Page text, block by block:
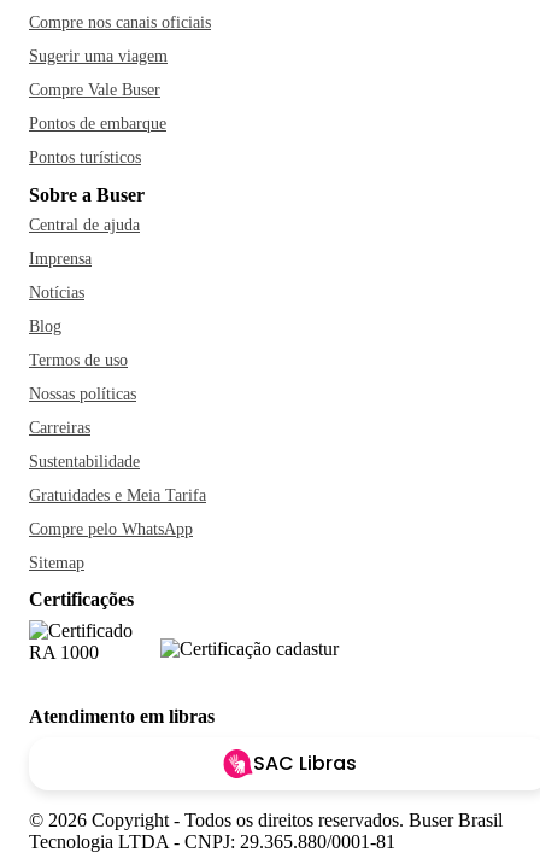
Compre nos canais oficiais
Sugerir uma viagem
Compre Vale Buser
Pontos de embarque
Pontos turísticos
Sobre a Buser
Central de ajuda
Imprensa
Notícias
Blog
Termos de uso
Nossas políticas
Carreiras
Sustentabilidade
Gratuidades e Meia Tarifa
Compre pelo WhatsApp
Sitemap
Certificações
Atendimento em libras
SAC Libras
© 2026 Copyright - Todos os direitos reservados. Buser Brasil
Tecnologia LTDA - CNPJ: 29.365.880/0001-81